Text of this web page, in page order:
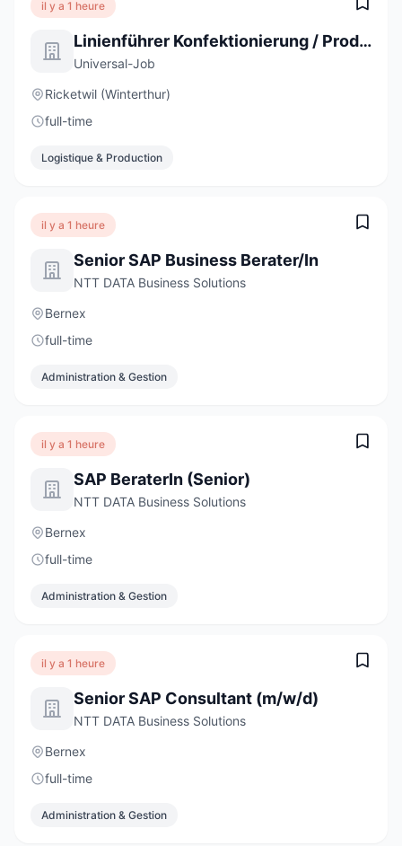
il y a 1 heure
Linienführer Konfektionierung / Produktion 100% (m/w/d)
Universal-Job
Ricketwil (Winterthur)
full-time
Logistique & Production
il y a 1 heure
Senior SAP Business Berater/In
NTT DATA Business Solutions
Bernex
full-time
Administration & Gestion
il y a 1 heure
SAP BeraterIn (Senior)
NTT DATA Business Solutions
Bernex
full-time
Administration & Gestion
il y a 1 heure
Senior SAP Consultant (m/w/d)
NTT DATA Business Solutions
Bernex
full-time
Administration & Gestion